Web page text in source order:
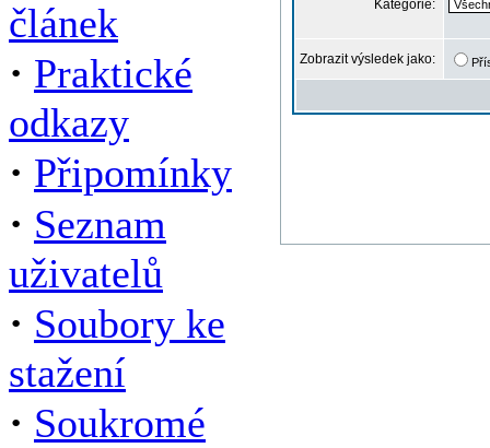
článek
· Praktické
odkazy
· Připomínky
· Seznam
uživatelů
· Soubory ke
stažení
· Soukromé
Kategorie:
Zobrazit výsledek jako: